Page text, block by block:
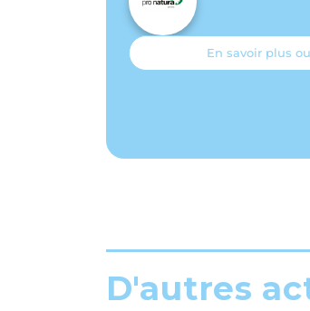
En savoir plus
D'autres